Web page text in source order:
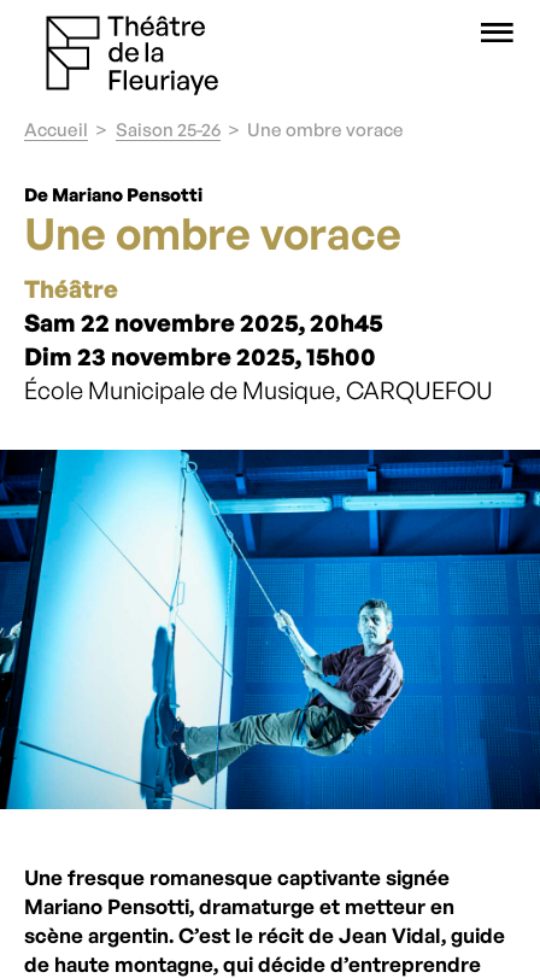
Accueil Saison 25-26 Une ombre vorace
De Mariano Pensotti
Une ombre vorace
Théâtre
Sam 22 novembre 2025, 20h45
Dim 23 novembre 2025, 15h00
École Municipale de Musique, CARQUEFOU
Une fresque romanesque captivante signée
Mariano Pensotti, dramaturge et metteur en
scène argentin. C’est le récit de Jean Vidal, guide
de haute montagne, qui décide d’entreprendre